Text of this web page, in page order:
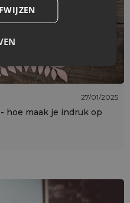
27/01/2025
hoe maak je indruk op